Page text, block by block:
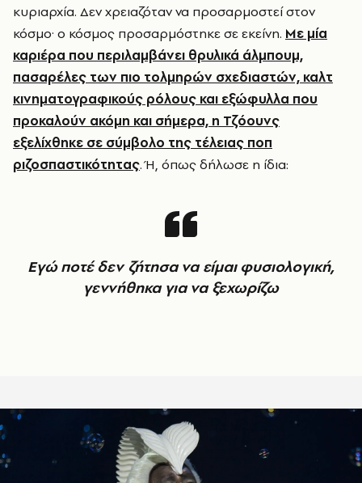
κυριαρχία. Δεν χρειαζόταν να προσαρμοστεί στον
κόσμο· ο κόσμος προσαρμόστηκε σε εκείνη. Με μία
καριέρα που περιλαμβάνει θρυλικά άλμπουμ,
πασαρέλες των πιο τολμηρών σχεδιαστών, καλτ
κινηματογραφικούς ρόλους και εξώφυλλα που
προκαλούν ακόμη και σήμερα, η Τζόουνς
εξελίχθηκε σε σύμβολο της τέλειας ποπ
ριζοσπαστικότητας. Ή, όπως δήλωσε η ίδια:
Εγώ ποτέ δεν ζήτησα να είμαι φυσιολογική,
γεννήθηκα για να ξεχωρίζω